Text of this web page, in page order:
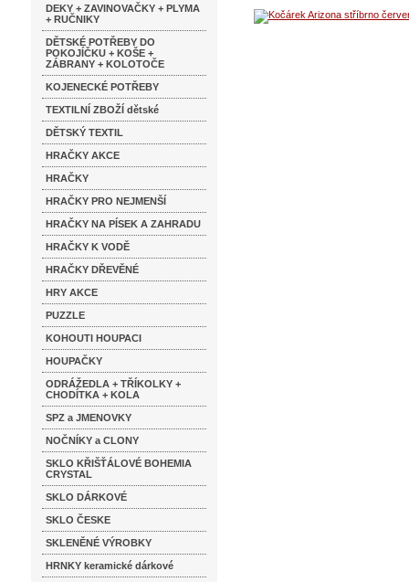
DEKY + ZAVINOVAČKY + PLYMA
+ RUČNIKY
DĚTSKÉ POTŘEBY DO
POKOJÍČKU + KOŠE +
ZÁBRANY + KOLOTOČE
KOJENECKÉ POTŘEBY
TEXTILNÍ ZBOŽÍ dětské
DĚTSKÝ TEXTIL
HRAČKY AKCE
HRAČKY
HRAČKY PRO NEJMENŠÍ
HRAČKY NA PÍSEK A ZAHRADU
HRAČKY K VODĚ
HRAČKY DŘEVĚNÉ
HRY AKCE
PUZZLE
KOHOUTI HOUPACI
HOUPAČKY
ODRÁŽEDLA + TŘÍKOLKY +
CHODÍTKA + KOLA
SPZ a JMENOVKY
NOČNÍKY a CLONY
SKLO KŘIŠŤÁLOVÉ BOHEMIA
CRYSTAL
SKLO DÁRKOVÉ
SKLO ČESKE
SKLENĚNÉ VÝROBKY
HRNKY keramické dárkové